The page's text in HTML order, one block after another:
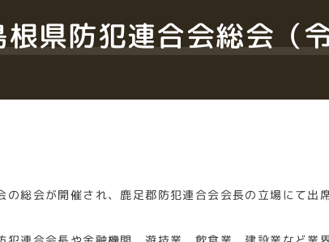
根県防犯連合会総会（
総会が開催され、鹿足郡防犯連合会会長の立場にて出